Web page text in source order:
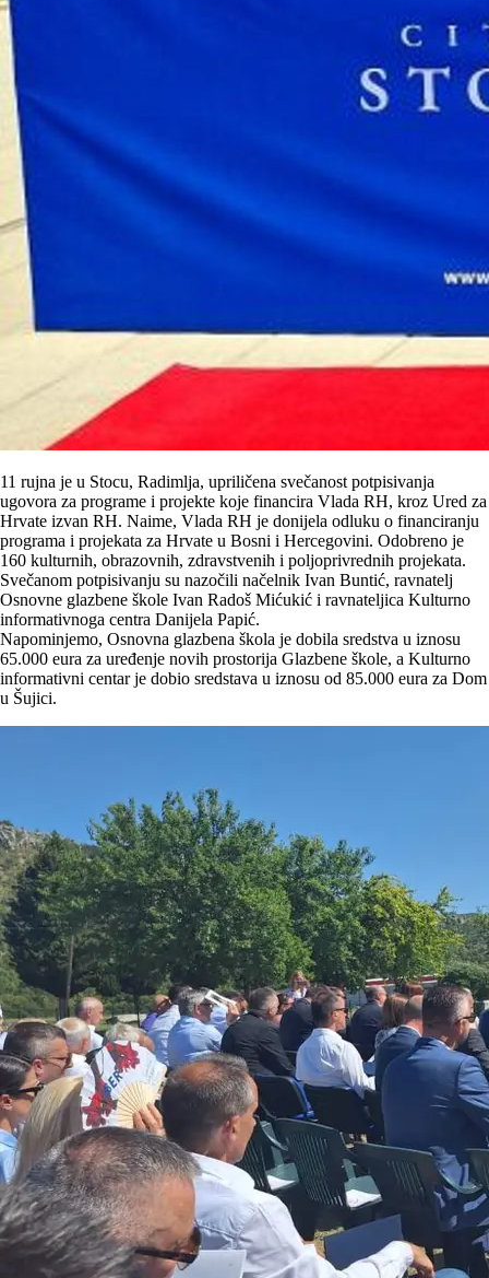
11 rujna je u Stocu, Radimlja, upriličena svečanost potpisivanja
ugovora za programe i projekte koje financira Vlada RH, kroz Ured za
Hrvate izvan RH. Naime, Vlada RH je donijela odluku o financiranju
programa i projekata za Hrvate u Bosni i Hercegovini. Odobreno je
160 kulturnih, obrazovnih, zdravstvenih i poljoprivrednih projekata.
Svečanom potpisivanju su nazočili načelnik Ivan Buntić, ravnatelj
Osnovne glazbene škole Ivan Radoš Mićukić i ravnateljica Kulturno
informativnoga centra Danijela Papić.
Napominjemo, Osnovna glazbena škola je dobila sredstva u iznosu
65.000 eura za uređenje novih prostorija Glazbene škole, a Kulturno
informativni centar je dobio sredstava u iznosu od 85.000 eura za Dom
u Šujici.